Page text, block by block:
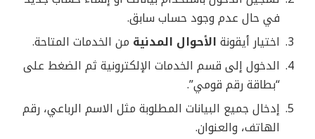
في حال عدم وجود حساب سابق.
اختيار أيقونة الأحوال المدنية من الخدمات المتاحة.
الدخول إلى قسم الخدمات الإلكترونية ثم الضغط على
“بطاقة رقم قومي”.
إدخال جميع البيانات المطلوبة مثل الاسم الرباعي، رقم
الهاتف، والعنوان.